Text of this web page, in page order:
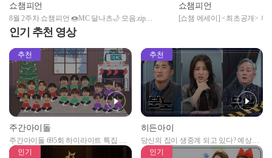
쇼챔피언
8월 2주차 쇼챔피언 🍩MC 달나츠🌙 모음.zip
(woo!ah! 나나, Billlie 문수아&츠키) | Show Champion |
EP.487
쇼챔피언
[쇼챔 에세이] <최초공개> 후
인기 추천 영상
추천
주간아이돌
주간아이돌 695회 하이라이트 특집 남
자아이돌편 예고
추천
히든아이
당신의 집이 생중계 되고 있다? 예상치
못한 곳에서 일어나는 불법촬영 범죄!
인기 인기